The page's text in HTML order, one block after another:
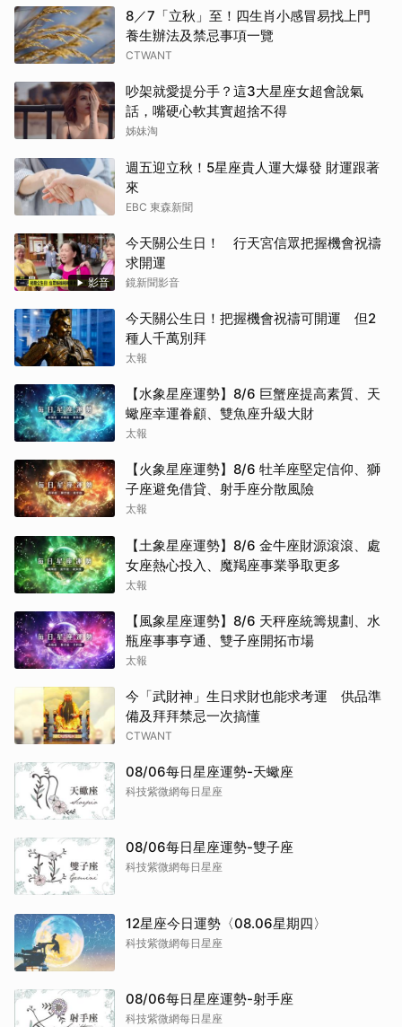
8／7「立秋」至！四生肖小感冒易找上門
養生辦法及禁忌事項一覽
CTWANT
吵架就愛提分手？這3大星座女超會說氣
話，嘴硬心軟其實超捨不得
姊妹淘
週五迎立秋！5星座貴人運大爆發 財運跟著
來
EBC 東森新聞
影音
今天關公生日！ 行天宮信眾把握機會祝禱
求開運
鏡新聞影音
今天關公生日！把握機會祝禱可開運 但2
種人千萬別拜
太報
【水象星座運勢】8/6 巨蟹座提高素質、天
蠍座幸運眷顧、雙魚座升級大財
太報
【火象星座運勢】8/6 牡羊座堅定信仰、獅
子座避免借貸、射手座分散風險
太報
【土象星座運勢】8/6 金牛座財源滾滾、處
女座熱心投入、魔羯座事業爭取更多
太報
【風象星座運勢】8/6 天秤座統籌規劃、水
瓶座事事亨通、雙子座開拓市場
太報
今「武財神」生日求財也能求考運 供品準
備及拜拜禁忌一次搞懂
CTWANT
08/06每日星座運勢-天蠍座
科技紫微網每日星座
08/06每日星座運勢-雙子座
科技紫微網每日星座
12星座今日運勢〈08.06星期四〉
科技紫微網每日星座
08/06每日星座運勢-射手座
科技紫微網每日星座